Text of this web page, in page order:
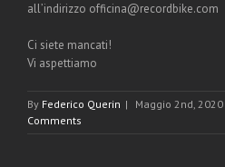
all’indirizzo officina@recordbike.com
Ci siete mancati!
Vi aspettiamo
By Federico Querin | Maggio 2nd, 2020
Comments